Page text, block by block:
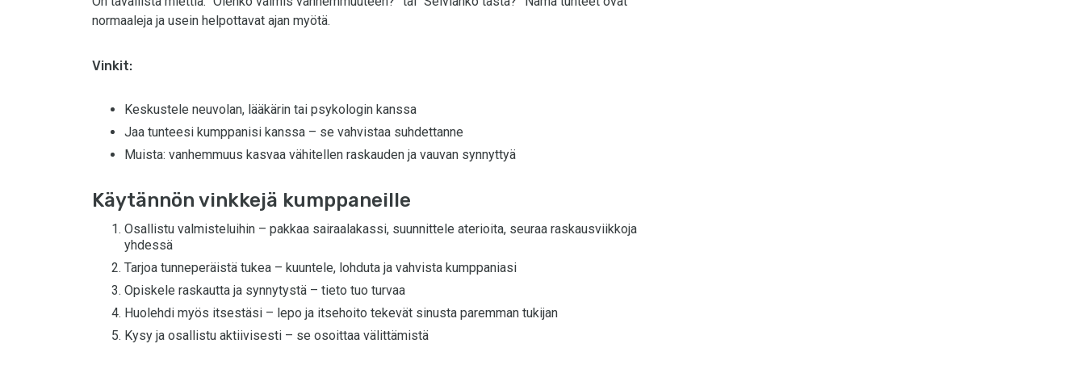
normaaleja ja usein helpottavat ajan myötä.
Vinkit:
Keskustele neuvolan, lääkärin tai psykologin kanssa
Jaa tunteesi kumppanisi kanssa – se vahvistaa suhdettanne
Muista: vanhemmuus kasvaa vähitellen raskauden ja vauvan synnyttyä
Käytännön vinkkejä kumppaneille
Osallistu valmisteluihin – pakkaa sairaalakassi, suunnittele aterioita, seuraa raskausviikkoja
yhdessä
Tarjoa tunneperäistä tukea – kuuntele, lohduta ja vahvista kumppaniasi
Opiskele raskautta ja synnytystä – tieto tuo turvaa
Huolehdi myös itsestäsi – lepo ja itsehoito tekevät sinusta paremman tukijan
Kysy ja osallistu aktiivisesti – se osoittaa välittämistä